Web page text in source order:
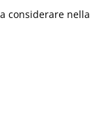
considerare